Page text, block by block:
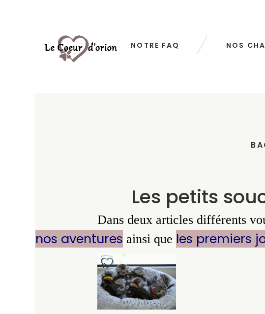
NOTRE FAQ NOS
Les petits
Dans deux articles différents
nos aventures ainsi que les premiers